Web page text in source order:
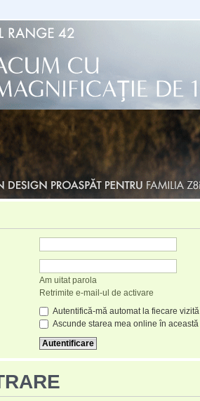
Am uitat parola
Retrimite e-mail-ul de activare
Autentifică-mă automat la fiecare vizită
Ascunde starea mea online în